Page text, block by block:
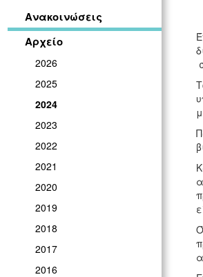
Ανακοινώσεις
Αρχείο
2026
2025
2024
2023
2022
2021
2020
2019
2018
2017
2016